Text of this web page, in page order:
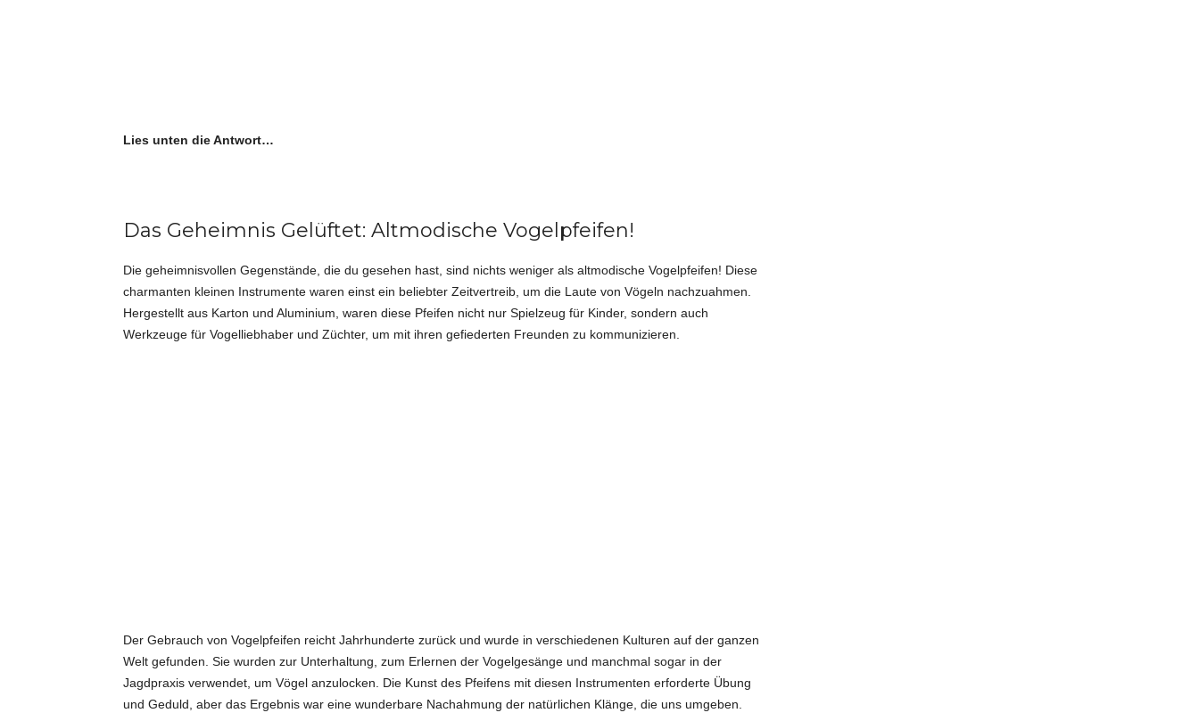
Lies unten die Antwort…
Das Geheimnis Gelüftet: Altmodische Vogelpfeifen!
Die geheimnisvollen Gegenstände, die du gesehen hast, sind nichts weniger als altmodische Vogelpfeifen! Diese
charmanten kleinen Instrumente waren einst ein beliebter Zeitvertreib, um die Laute von Vögeln nachzuahmen.
Hergestellt aus Karton und Aluminium, waren diese Pfeifen nicht nur Spielzeug für Kinder, sondern auch
Werkzeuge für Vogelliebhaber und Züchter, um mit ihren gefiederten Freunden zu kommunizieren.
Der Gebrauch von Vogelpfeifen reicht Jahrhunderte zurück und wurde in verschiedenen Kulturen auf der ganzen
Welt gefunden. Sie wurden zur Unterhaltung, zum Erlernen der Vogelgesänge und manchmal sogar in der
Jagdpraxis verwendet, um Vögel anzulocken. Die Kunst des Pfeifens mit diesen Instrumenten erforderte Übung
und Geduld, aber das Ergebnis war eine wunderbare Nachahmung der natürlichen Klänge, die uns umgeben.